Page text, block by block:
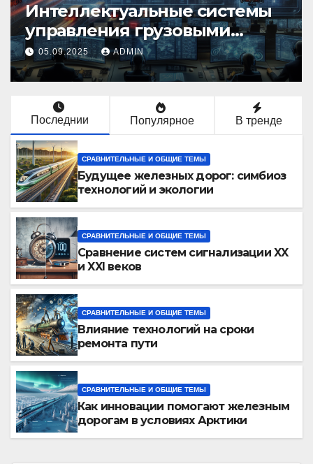
Интеллектуальные системы
управления грузовыми
перевозками
05.09.2025 ADMIN
Последнии Популярное В тренде
СРАВНИТЕЛЬНЫЕ И ОБЩИЕ ТЕМЫ
Будущее железных дорог: симбиоз
технологий и экологии
СРАВНИТЕЛЬНЫЕ И ОБЩИЕ ТЕМЫ
Сравнение систем сигнализации XX
и XXI веков
СРАВНИТЕЛЬНЫЕ И ОБЩИЕ ТЕМЫ
Влияние технологий на сроки
ремонта пути
СРАВНИТЕЛЬНЫЕ И ОБЩИЕ ТЕМЫ
Как инновации помогают железным
дорогам в условиях Арктики